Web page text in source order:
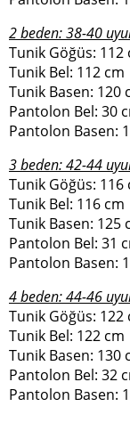
2 beden: 38-40
Tunik Göğüs: 112
Tunik Bel: 112 cm
Tunik Basen: 120
Pantolon Bel: 30
Pantolon Basen:
3 beden: 42-44
Tunik Göğüs: 116
Tunik Bel: 116 cm
Tunik Basen: 125
Pantolon Bel: 31
Pantolon Basen:
4 beden: 44-46
Tunik Göğüs: 122
Tunik Bel: 122 cm
Tunik Basen: 130
Pantolon Bel: 32
Pantolon Basen: